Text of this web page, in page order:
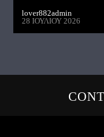
lover882admin
28 ΙΟΥΛΊΟΥ 2026